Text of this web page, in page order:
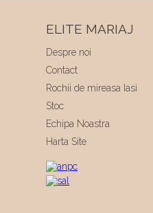
ELITE MARIAJ
Despre noi
Contact
Rochii de mireasa Iasi
Stoc
Echipa Noastra
Harta Site